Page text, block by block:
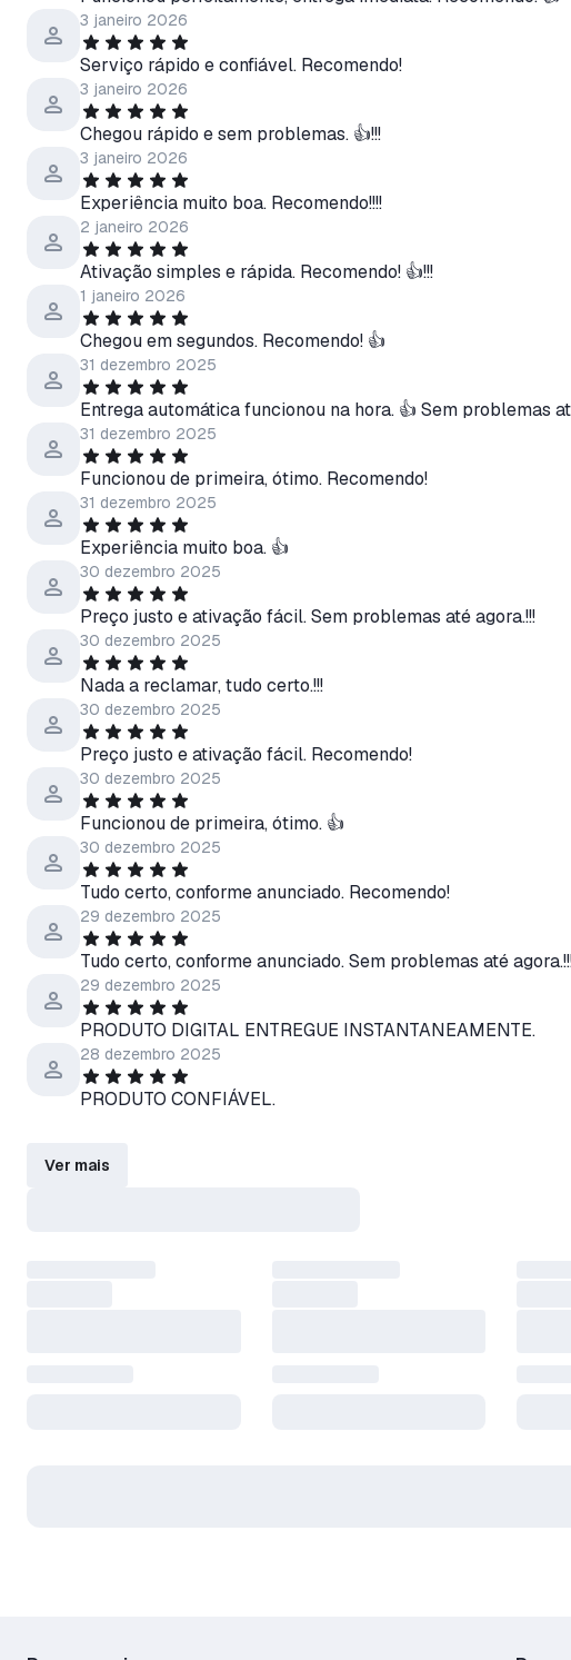
3 janeiro 2026
Serviço rápido e confiável. Recomendo!
3 janeiro 2026
Chegou rápido e sem problemas. 👍!!!
3 janeiro 2026
Experiência muito boa. Recomendo!!!!
2 janeiro 2026
Ativação simples e rápida. Recomendo! 👍!!!
1 janeiro 2026
Chegou em segundos. Recomendo! 👍
31 dezembro 2025
Entrega automática funcionou na hora. 👍 Sem problemas
31 dezembro 2025
Funcionou de primeira, ótimo. Recomendo!
31 dezembro 2025
Experiência muito boa. 👍
30 dezembro 2025
Preço justo e ativação fácil. Sem problemas até agora.!!!
30 dezembro 2025
Nada a reclamar, tudo certo.!!!
30 dezembro 2025
Preço justo e ativação fácil. Recomendo!
30 dezembro 2025
Funcionou de primeira, ótimo. 👍
30 dezembro 2025
Tudo certo, conforme anunciado. Recomendo!
29 dezembro 2025
Tudo certo, conforme anunciado. Sem problemas até
29 dezembro 2025
PRODUTO DIGITAL ENTREGUE INSTANTANEAMENTE.
28 dezembro 2025
PRODUTO CONFIÁVEL.
Ver mais